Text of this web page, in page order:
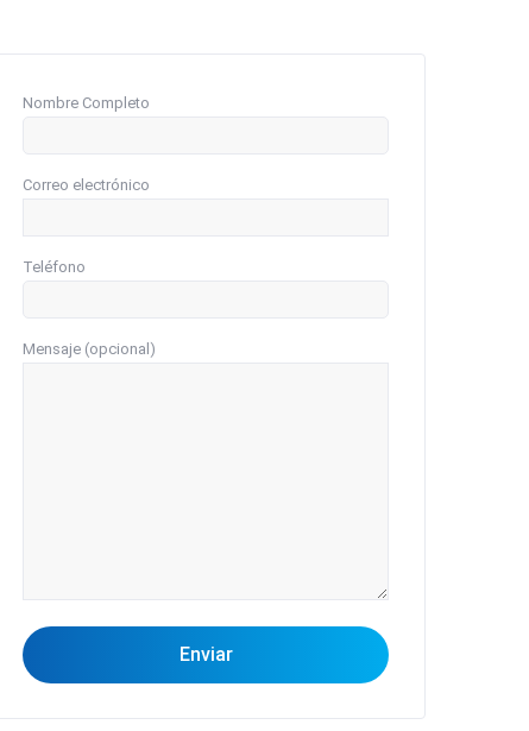
Nombre Completo
Correo electrónico
Teléfono
Mensaje (opcional)